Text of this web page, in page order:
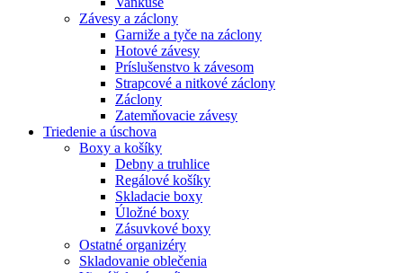
Závesy a záclony
Garniže a tyče na záclony
Hotové závesy
Príslušenstvo k závesom
Strapcové a nitkové záclony
Záclony
Zatemňovacie závesy
Triedenie a úschova
Boxy a košíky
Debny a truhlice
Regálové košíky
Skladacie boxy
Úložné boxy
Zásuvkové boxy
Ostatné organizéry
Skladovanie oblečenia